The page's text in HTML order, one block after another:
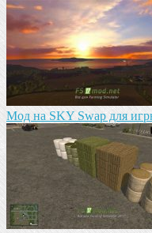
Мод на SKY Swap для